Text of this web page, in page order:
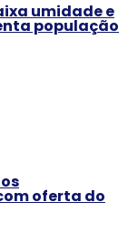
umidade e
população
oferta do